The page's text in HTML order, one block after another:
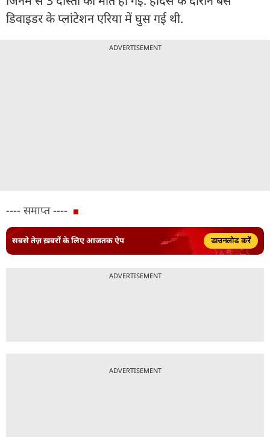
डिवाइडर के प्लांटेशन एरिया में घुस गई थी.
ADVERTISEMENT
---- समाप्त ----
सबसे तेज़ ख़बरों के लिए आजतक ऐप डाउनलोड करें
ADVERTISEMENT
ADVERTISEMENT